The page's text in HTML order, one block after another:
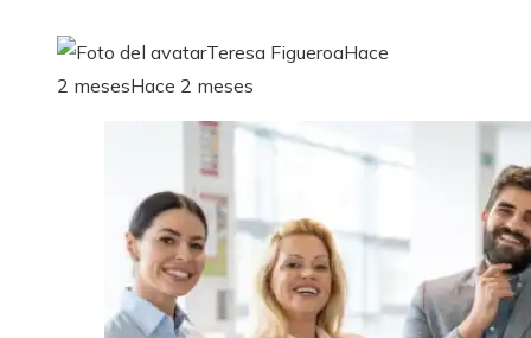
Teresa FigueroaHace
2 mesesHace 2 meses